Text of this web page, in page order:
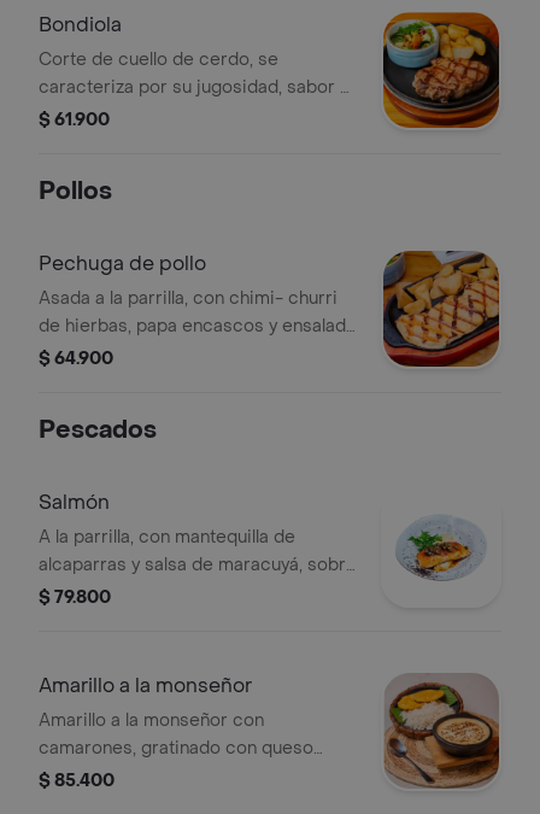
Bondiola
Corte de cuello de cerdo, se
caracteriza por su jugosidad, sabor y
suavidad. asado a la parrilla, pidelo
$ 61.900
Pollos
Pechuga de pollo
Asada a la parrilla, con chimi- churri
de hierbas, papa encascos y ensalada
de la casa.
$ 64.900
Pescados
Salmón
A la parrilla, con mantequilla de
alcaparras y salsa de maracuyá, sobre
puré de papa y ensalada de la casa.
$ 79.800
Amarillo a la monseñor
Amarillo a la monseñor con
camarones, gratinado con queso
sietecueros y parmesano.
$ 85.400